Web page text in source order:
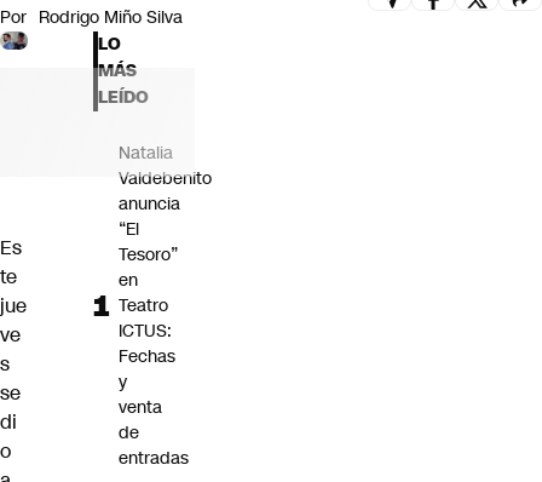
Por Rodrigo Miño Silva
Es
te
jue
ve
s
se
di
o
LO
MÁS
LEÍDO
Natalia
Valdebenito
anuncia
“El
Tesoro”
en
Teatro
ICTUS:
Fechas
y
venta
de
entradas